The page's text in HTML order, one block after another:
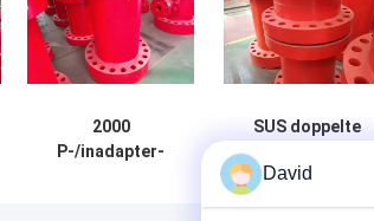
2000
P-/inadapter-
SUS doppelte
verzierte Adapter-
kundenspezifische
David